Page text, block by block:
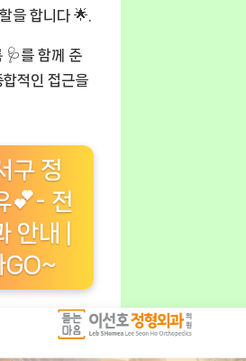
을 합니다 🌟.
🩺를 함께 준
적인 접근을
구 정
💕- 전
안내 |
GO~